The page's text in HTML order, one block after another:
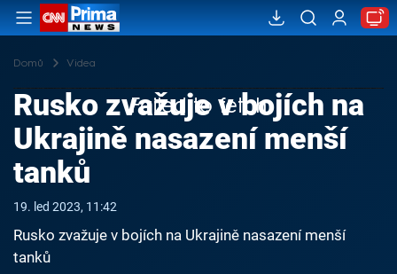
Domů Videa
Failed to fetch
Rusko zvažuje v bojích na
Ukrajině nasazení menší
tanků
19. led 2023, 11:42
Rusko zvažuje v bojích na Ukrajině nasazení menší
tanků